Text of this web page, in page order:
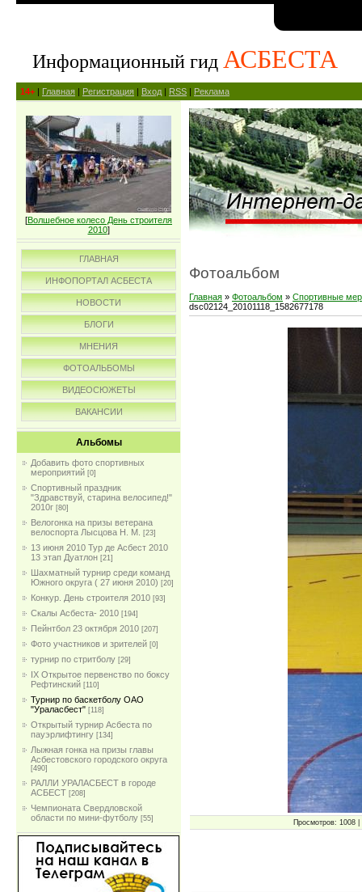
Информационный гид АСБЕСТА
14+ | Главная | Регистрация | Вход | RSS | Реклама
[Волшебное колесо День строителя
2010]
ГЛАВНАЯ
ИНФОПОРТАЛ АСБЕСТА
НОВОСТИ
БЛОГИ
МНЕНИЯ
ФОТОАЛЬБОМЫ
ВИДЕОСЮЖЕТЫ
ВАКАНСИИ
Альбомы
Добавить фото спортивных
мероприятий [0]
Спортивный праздник
"Здравствуй, старина велосипед!"
2010г [80]
Велогонка на призы ветерана
велоспорта Лысцова Н. М.
[23]
13 июня 2010 Тур де Асбест 2010
13 этап Дуатлон [21]
Шахматный турнир среди команд
Южного округа ( 27 июня 2010) [20]
Конкур. День строителя 2010 [93]
Скалы Асбеста- 2010 [194]
Пейнтбол 23 октября 2010 [207]
Фото участников и зрителей [0]
турнир по стритболу [29]
IX Открытое первенство по боксу
Рефтинский [110]
Турнир по баскетболу ОАО
"Ураласбест" [118]
Открытый турнир Асбеста по
пауэрлифтингу [134]
Лыжная гонка на призы главы
Асбестовского городского округа
[490]
РАЛЛИ УРАЛАСБЕСТ в городе
АСБЕСТ [208]
Чемпионата Свердловской
области по мини-футболу [55]
Фотоальбом
Главная » Фотоальбом » Спортивные
dsc02124_20101118_1582677178
Просмотров: 1008